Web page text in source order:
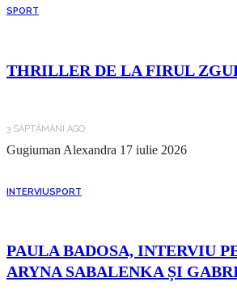
SPORT
THRILLER DE LA FIRUL
3 SĂPTĂMÂNI AGO
Gugiuman Alexandra 17 iulie 2026
INTERVIUSPORT
PAULA BADOSA, INTERVIU
ARYNA SABALENKA ȘI